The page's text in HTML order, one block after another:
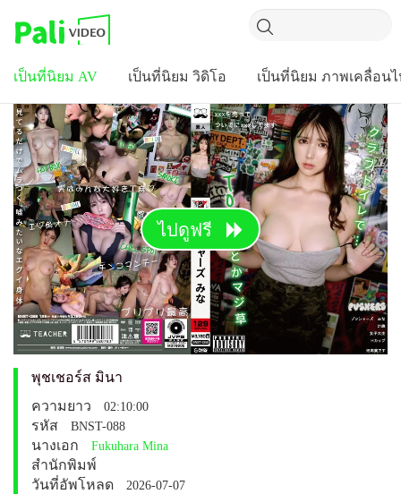
เป็นที่นิยม AV เป็นที่นิยม วิดิโอ เป็นที่นิยม ภาพเคลื่อน
ไปดูฟรี
พุชเชอร์ส มินา
ความยาว
02:10:00
รหัส BNST-088
นางเอก Fukuhara Mina
สำนักพิมพ์
วันที่อัพโหลด
2026-07-07